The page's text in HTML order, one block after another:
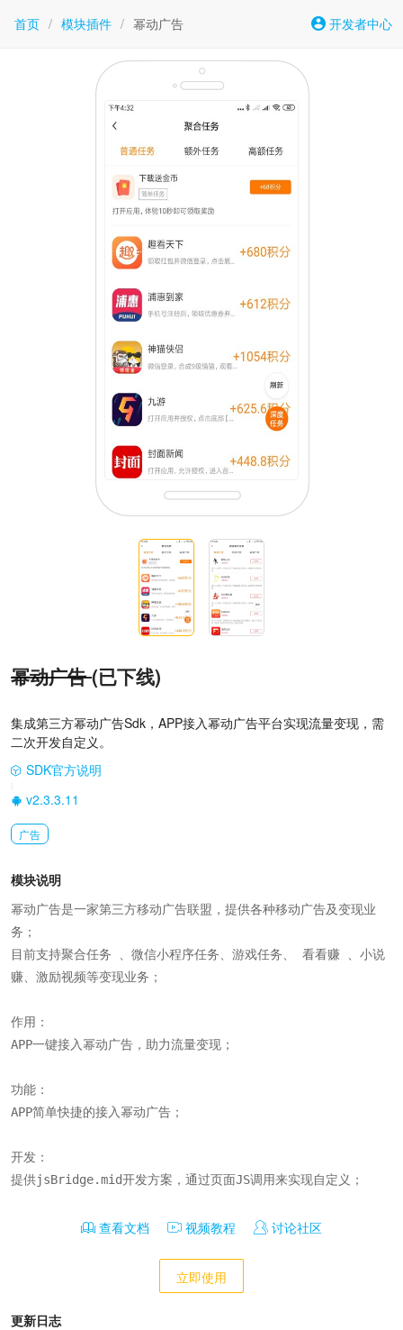
首页 / 模块插件 / 幂动广告 开发者中心
幂动广告(已下线)
集成第三方幂动广告Sdk，APP接入幂动广告平台实现流量变现，需
二次开发自定义。
SDK官方说明
v2.3.3.11
广告
模块说明
幂动广告是一家第三方移动广告联盟，提供各种移动广告及变现业
务；
目前支持聚合任务 、微信小程序任务、游戏任务、 看看赚 、小说
赚、激励视频等变现业务；
作用：
APP一键接入幂动广告，助力流量变现；
功能：
APP简单快捷的接入幂动广告；
开发：
提供jsBridge.mid开发方案，通过页面JS调用来实现自定义；
查看文档 视频教程 讨论社区
立即使用
更新日志